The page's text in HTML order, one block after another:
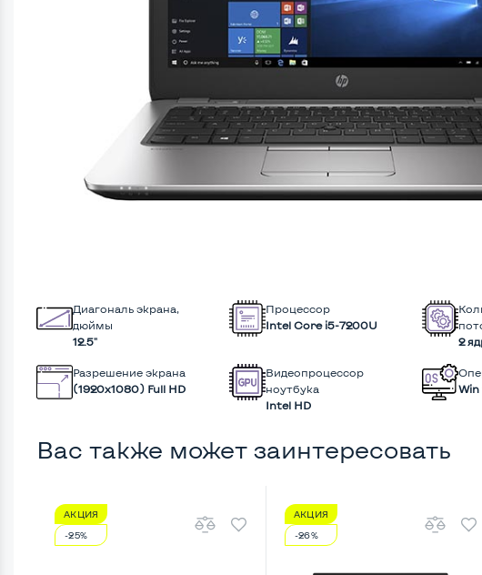
Диагональ экрана,
дюймы
12.5"
Процессор
Intel Core i5-7200U
2
Разрешение экрана
(1920х1080) Full HD
Видеопроцессор
ноутбука
Intel HD
Win
Вас также может заинтересовать
АКЦИЯ
-25%
АКЦИЯ
-26%